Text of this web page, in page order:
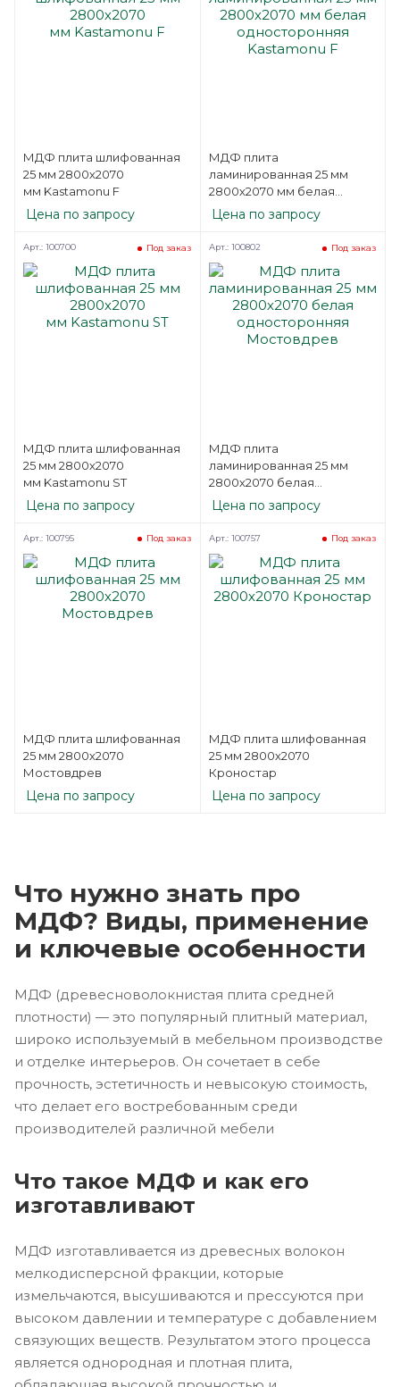
МДФ плита шлифованная
25 мм 2800х2070
мм Kastamonu F
Цена по запросу
МДФ плита
ламинированная 25 мм
2800х2070 мм белая
односторонняя
Kastamonu F
Цена по запросу
МДФ плита шлифованная
25 мм 2800х2070
мм Kastamonu ST
Под заказ
Арт.: 100700
Цена по запросу
МДФ плита
ламинированная 25 мм
2800х2070 белая
односторонняя
Мостовдрев
Под заказ
Арт.: 100802
Цена по запросу
МДФ плита шлифованная
25 мм 2800х2070
Мостовдрев
Под заказ
Арт.: 100795
Цена по запросу
МДФ плита шлифованная
25 мм 2800х2070
Кроностар
Под заказ
Арт.: 100757
Цена по запросу
Что нужно знать про
МДФ? Виды, применение
и ключевые особенности
МДФ (древесноволокнистая плита средней
плотности) — это популярный плитный материал,
широко используемый в мебельном производстве
и отделке интерьеров. Он сочетает в себе
прочность, эстетичность и невысокую стоимость,
что делает его востребованным среди
производителей различной мебели
Что такое МДФ и как его
изготавливают
МДФ изготавливается из древесных волокон
мелкодисперсной фракции, которые
измельчаются, высушиваются и прессуются при
высоком давлении и температуре с добавлением
связующих веществ. Результатом этого процесса
является однородная и плотная плита,